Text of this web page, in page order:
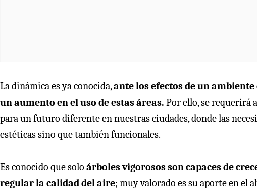
La dinámica es ya conocida,ante los efectos de un
un aumento en el uso de estas áreas. Por ello, se requerirá
para un futuro diferente en nuestras ciudades, donde las
estéticas sino que también funcionales.
Es conocido que solo árboles vigorosos son capaces de
regular la calidad del aire; muy valorado es su aporte en el